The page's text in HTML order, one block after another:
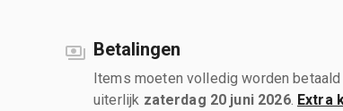
Betalingen
Items moeten volledig worden betaald
uiterlijk zaterdag 20 juni 2026. Extra